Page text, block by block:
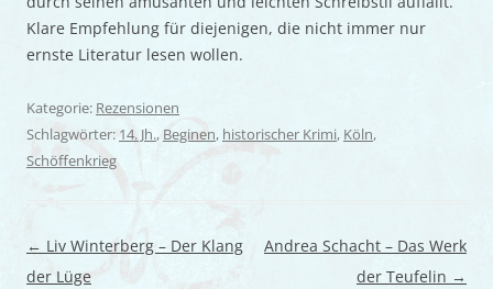
Klare Empfehlung für diejenigen, die nicht immer nur
ernste Literatur lesen wollen.
Kategorie: Rezensionen
Schlagwörter: 14. Jh., Beginen, historischer Krimi, Köln,
Schöffenkrieg
Beitragsnavigation
← Liv Winterberg – Der Klang
der Lüge
Andrea Schacht – Das Werk
der Teufelin →